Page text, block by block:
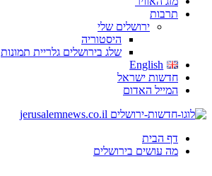
תרבות
ירושלים שלי
היסטוריה
שלג בירושלים גלריית תמונות
English
חדשות ישראל
המייל האדום
דף הבית
מה עושים בירושלים